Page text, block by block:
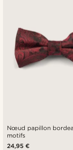
Nœud papillon
motifs
24,95 €